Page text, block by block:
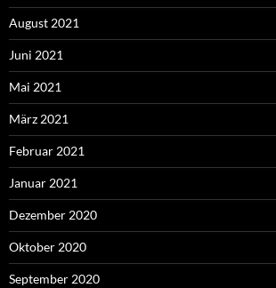
August 2021
Juni 2021
Mai 2021
März 2021
Februar 2021
Januar 2021
Dezember 2020
Oktober 2020
September 2020